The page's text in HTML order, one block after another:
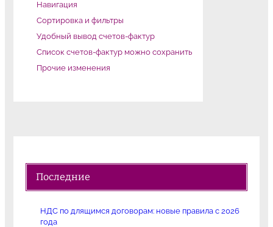
Навигация
Сортировка и фильтры
Удобный вывод счетов-фактур
Список счетов-фактур можно сохранить
Прочие изменения
Последние
НДС по длящимся договорам: новые правила с 2026
года